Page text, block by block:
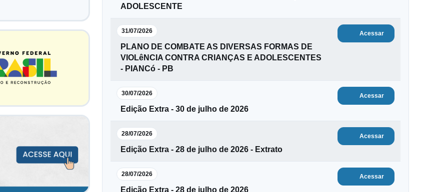
ADOLESCENTE
31/07/2026
PLANO DE COMBATE AS DIVERSAS FORMAS DE
VIOLêNCIA CONTRA CRIANÇAS E ADOLESCENTES
- PIANCó - PB
Acessar
30/07/2026
Edição Extra - 30 de julho de 2026
Acessar
28/07/2026
Edição Extra - 28 de julho de 2026 - Extrato
Acessar
28/07/2026
Edição Extra - 28 de julho de 2026
Acessar